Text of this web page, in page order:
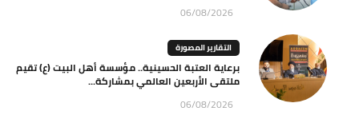
06/08/2026
التقارير المصورة
برعاية العتبة الحسينية.. مؤسسة أهل البيت (ع) تقيم
ملتقى الأربعين العالمي بمشاركة...
06/08/2026